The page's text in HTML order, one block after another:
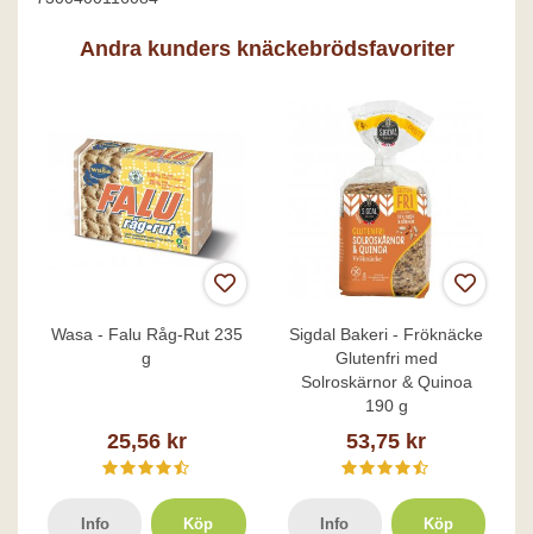
Andra kunders knäckebrödsfavoriter
Wasa - Falu Råg-Rut 235
g
25,56 kr
Info Köp
Sigdal Bakeri - Fröknäcke
Glutenfri med
Solroskärnor & Quinoa
190 g
53,75 kr
Info Köp